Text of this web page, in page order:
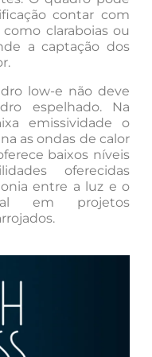
contar com
claraboias ou
a captação dos
low-e não deve
espelhado. Na
emissividade o
as ondas de calor
baixos níveis
oferecidas
entre a luz e o
em projetos